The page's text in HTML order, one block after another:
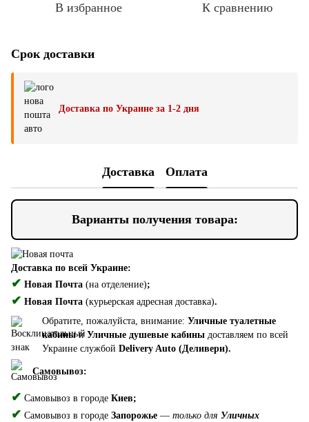
В избранное К сравнению
Срок доставки
Доставка по Украине за 1-2 дня
Доставка Оплата
Варианты получения товара:
Доставка по всей Украине:
✔ Новая Почта (на отделение);
✔ Новая Почта (курьерская адресная доставка).
Обратите, пожалуйста, внимание: Уличные туалетные
кабиныи Уличные душевые кабины доставляем по всей
Украине службой Delivery Auto (Деливери).
Самовывоз:
✔ Самовывоз в городе Киев;
✔ Самовывоз в городе Запорожье — только для Уличных